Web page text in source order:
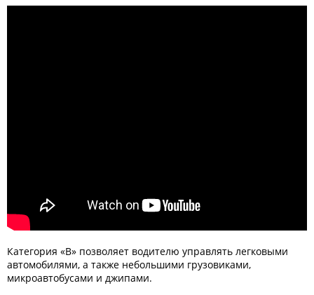
Категория «В» позволяет водителю управлять легковыми
автомобилями, а также небольшими грузовиками,
микроавтобусами и джипами.